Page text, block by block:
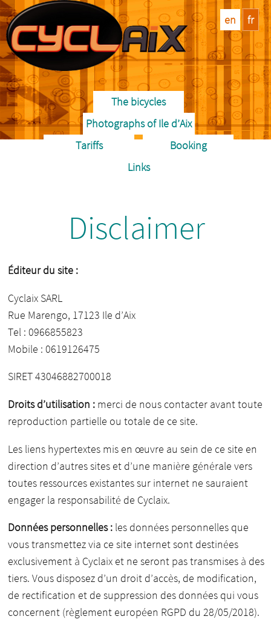
en fr
The bicycles
Photographs of Ile d’Aix
Tariffs
Booking
Links
Disclaimer
Éditeur du site :
Cyclaix SARL
Rue Marengo, 17123 Ile d’Aix
Tel : 0966855823
Mobile : 0619126475
SIRET 43046882700018
Droits d’utilisation : merci de nous contacter avant toute
reproduction partielle ou totale de ce site.
Les liens hypertextes mis en œuvre au sein de ce site en
direction d’autres sites et d’une manière générale vers
toutes ressources existantes sur internet ne sauraient
engager la responsabilité de Cyclaix.
Données personnelles : les données personnelles que
vous transmettez via ce site internet sont destinées
exclusivement à Cyclaix et ne seront pas transmises à des
tiers. Vous disposez d’un droit d’accès, de modification,
de rectification et de suppression des données qui vous
concernent (règlement européen RGPD du 28/05/2018).